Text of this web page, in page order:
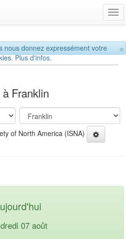
×
nous donnez expressément votre
Plus d'infos.
Franklin
of North America (ISNA)
07 août